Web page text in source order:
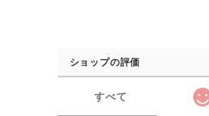
ショップの評価
すべて